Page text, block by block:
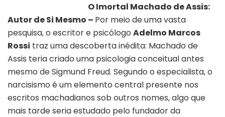
O Imortal Machado de Assis:
Autor de Si Mesmo – Por meio de uma vasta
pesquisa, o escritor e psicólogo Adelmo Marcos
Rossi traz uma descoberta inédita: Machado de
Assis teria criado uma psicologia conceitual antes
mesmo de Sigmund Freud. Segundo o especialista, o
narcisismo é um elemento central presente nos
escritos machadianos sob outros nomes, algo que
mais tarde seria estudado pelo fundador da